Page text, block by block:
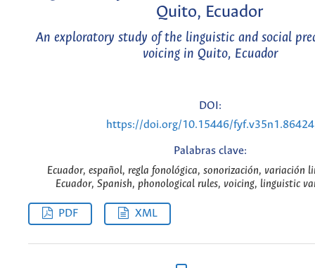
Quito, Ecuador
An exploratory study of the linguistic and social
voicing in Quito, Ecuador
DOI:
https://doi.org/10.15446/fyf.v35n1.86424
Palabras clave:
Ecuador, español, regla fonológica, sonorización, variación
Ecuador, Spanish, phonological rules, voicing, linguistic
PDF XML